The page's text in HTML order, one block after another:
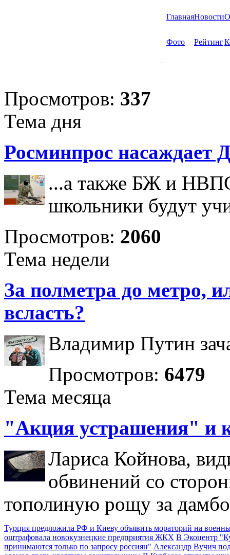
ГлавнаяНовости
Фото Рейтинг
Просмотров: 337
Тема дня
Росминпрос насаждает
...а также БЖ и НВПС
школьники будут
Просмотров: 2060
Тема недели
За полметра до метро,
всласть?
Владимир Путин
Просмотров: 6479
Тема месяца
"Акция устрашения" и
Лариса Койнова,
обвинений со
тополиную рощу за
Турция предложила РФ и Киеву объявить мораторий на
оштрафовала новокузнецкие предприятия ЖКХ В Экоцентр
принимаются только по запросу россиян" Александр Вучич